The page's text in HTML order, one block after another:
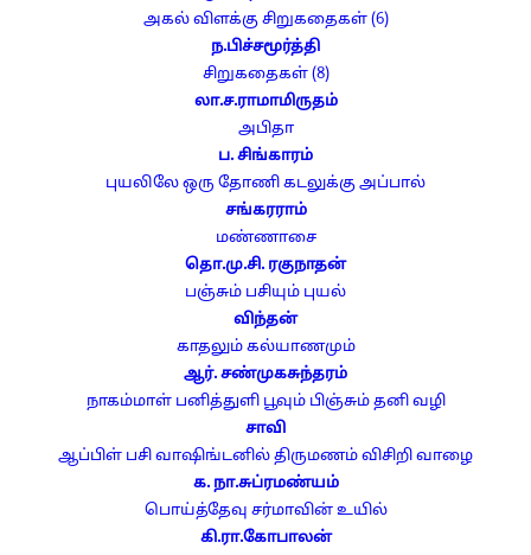
அகல் விளக்கு சிறுகதைகள் (6)
ந.பிச்சமூர்த்தி
சிறுகதைகள் (8)
லா.ச.ராமாமிருதம்
அபிதா
ப. சிங்காரம்
புயலிலே ஒரு தோணிகடலுக்கு அப்பால்
சங்கரராம்
மண்ணாசை
தொ.மு.சி. ரகுநாதன்
பஞ்சும் பசியும் புயல்
விந்தன்
காதலும் கல்யாணமும்
ஆர். சண்முகசுந்தரம்
நாகம்மாள் பனித்துளி பூவும் பிஞ்சும் தனி வழி
சாவி
ஆப்பிள் பசிவாஷிங்டனில் திருமணம்விசிறி வாழை
க. நா.சுப்ரமண்யம்
பொய்த்தேவு சர்மாவின் உயில்
கி.ரா.கோபாலன்